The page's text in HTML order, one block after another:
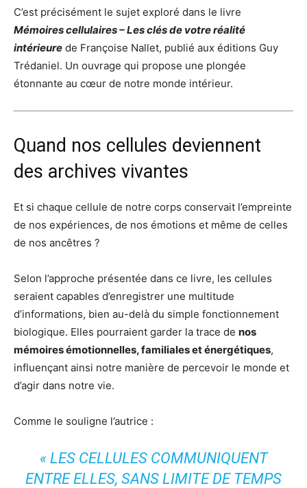
C’est précisément le sujet exploré dans le livre
Mémoires cellulaires – Les clés de votre réalité
intérieure de Françoise Nallet, publié aux éditions Guy
Trédaniel. Un ouvrage qui propose une plongée
étonnante au cœur de notre monde intérieur.
Quand nos cellules deviennent
des archives vivantes
Et si chaque cellule de notre corps conservait l’empreinte
de nos expériences, de nos émotions et même de celles
de nos ancêtres ?
Selon l’approche présentée dans ce livre, les cellules
seraient capables d’enregistrer une multitude
d’informations, bien au-delà du simple fonctionnement
biologique. Elles pourraient garder la trace de nos
mémoires émotionnelles, familiales et énergétiques,
influençant ainsi notre manière de percevoir le monde et
d’agir dans notre vie.
Comme le souligne l’autrice :
« LES CELLULES COMMUNIQUENT
ENTRE ELLES, SANS LIMITE DE TEMPS